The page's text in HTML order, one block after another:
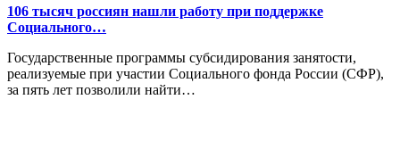
106 тысяч россиян нашли работу при поддержке
Социального…
Государственные программы субсидирования занятости,
реализуемые при участии Социального фонда России (СФР),
за пять лет позволили найти…